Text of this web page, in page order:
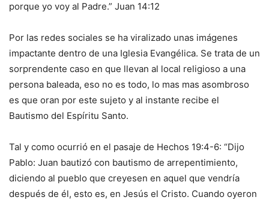
porque yo voy al Padre.” Juan 14:12
Por las redes sociales se ha viralizado unas imágenes
impactante dentro de una Iglesia Evangélica. Se trata de un
sorprendente caso en que llevan al local religioso a una
persona baleada, eso no es todo, lo mas mas asombroso
es que oran por este sujeto y al instante recibe el
Bautismo del Espíritu Santo.
Tal y como ocurrió en el pasaje de Hechos 19:4-6: “Dijo
Pablo: Juan bautizó con bautismo de arrepentimiento,
diciendo al pueblo que creyesen en aquel que vendría
después de él, esto es, en Jesús el Cristo. Cuando oyeron